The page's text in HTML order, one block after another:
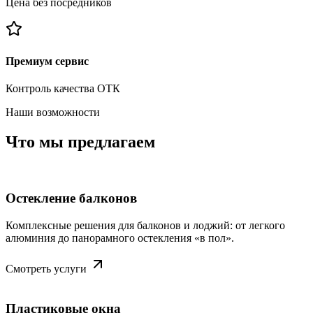
Цена без посредников
Премиум сервис
Контроль качества ОТК
Наши возможности
Что мы предлагаем
Остекление балконов
Комплексные решения для балконов и лоджий: от легкого
алюминия до панорамного остекления «в пол».
Смотреть услуги
Пластиковые окна